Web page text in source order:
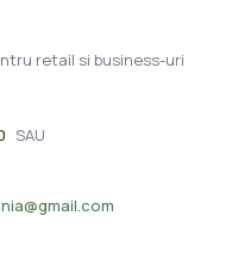
retail si business-uri
SAU